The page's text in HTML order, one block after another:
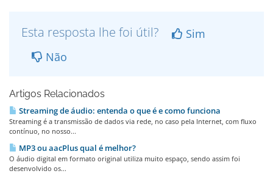
Esta resposta lhe foi útil?
Sim
Não
Artigos Relacionados
Streaming de áudio: entenda o que é e como funciona
Streaming é a transmissão de dados via rede, no caso pela Internet, com fluxo
contínuo, no nosso...
MP3 ou aacPlus qual é melhor?
O áudio digital em formato original utiliza muito espaço, sendo assim foi
desenvolvido os...